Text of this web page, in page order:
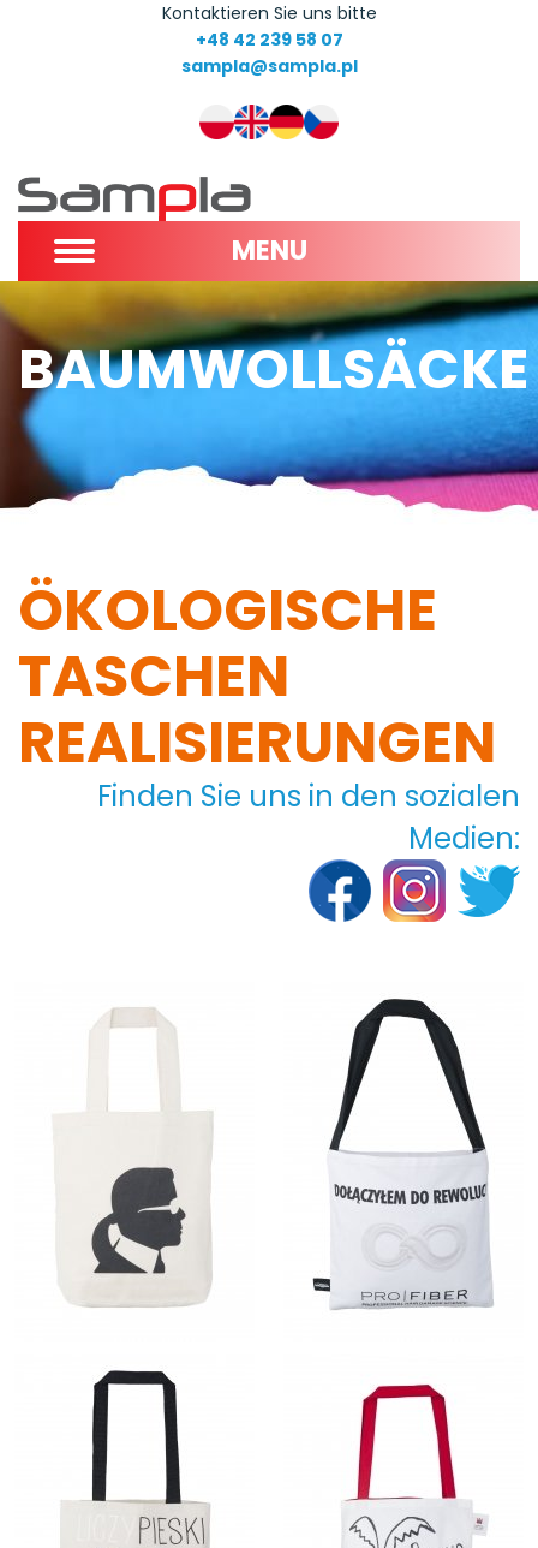
Kontaktieren Sie uns bitte
+48 42 239 58 07
sampla@sampla.pl
MENU
BAUMWOLLSÄCKE
ÖKOLOGISCHE
TASCHEN
REALISIERUNGEN
Finden Sie uns in den sozialen
Medien: